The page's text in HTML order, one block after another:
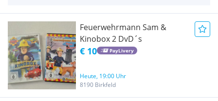
Feuerwehrmann Sam &
Kinobox 2 DvD´s
€ 10 PayLivery
Heute, 19:00 Uhr
8190 Birkfeld